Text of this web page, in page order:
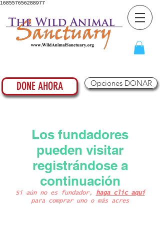
168557656288977
DONE AHORA Opciones DONAR
Los fundadores
pueden visitar
registrándose a
continuación
Si aún no es fundador,
haga clic aquí
para comprar uno o más acres